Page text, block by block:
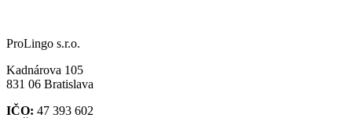
ProLingo s.r.o.
Kadnárova 105
831 06 Bratislava
IČO: 47 393 602